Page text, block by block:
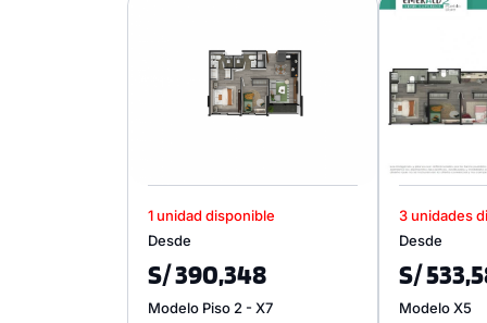
1 unidad disponible
Desde
S/ 390,348
Modelo Piso 2 - X7
3 unidades
Desde
S/
Modelo X5